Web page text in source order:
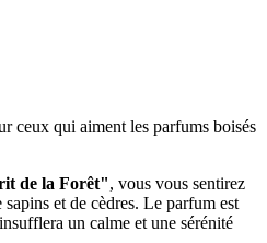
ceux qui aiment les parfums boisés
de la Forêt", vous vous sentirez
et de cèdres. Le parfum est
un calme et une sérénité